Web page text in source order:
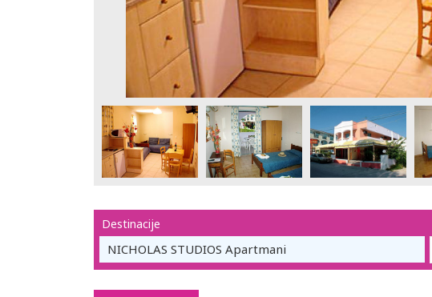
Destinacije
NICHOLAS STUDIOS Apartmani